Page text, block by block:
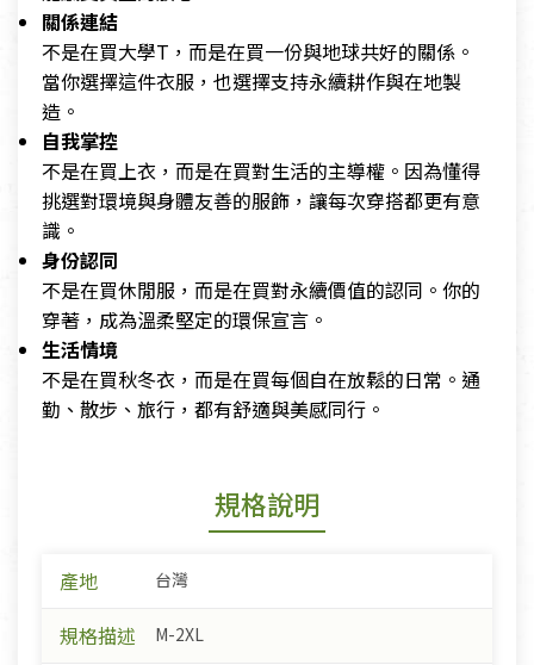
關係連結
不是在買大學T，而是在買一份與地球共好的關係。
當你選擇這件衣服，也選擇支持永續耕作與在地製
造。
自我掌控
不是在買上衣，而是在買對生活的主導權。因為懂得
挑選對環境與身體友善的服飾，讓每次穿搭都更有意
識。
身份認同
不是在買休閒服，而是在買對永續價值的認同。你的
穿著，成為溫柔堅定的環保宣言。
生活情境
不是在買秋冬衣，而是在買每個自在放鬆的日常。通
勤、散步、旅行，都有舒適與美感同行。
規格說明
產地 台灣
規格描述 M-2XL